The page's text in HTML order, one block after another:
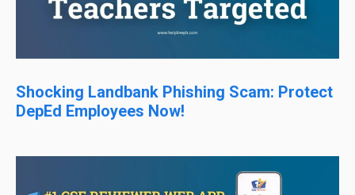
Shocking Landbank Phishing Scam: Protect
DepEd Employees Now!